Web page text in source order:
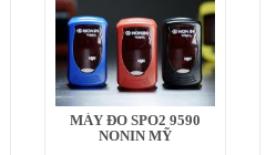
MÁY ĐO SPO2 9590
NONIN MỸ